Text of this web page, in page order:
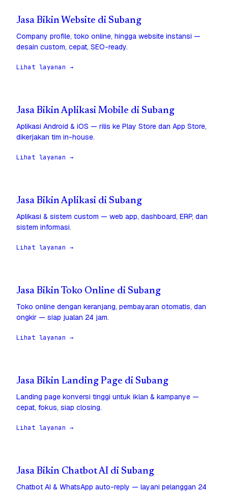
Jasa Bikin Website di Subang
Company profile, toko online, hingga website instansi —
desain custom, cepat, SEO-ready.
Lihat layanan →
Jasa Bikin Aplikasi Mobile di Subang
Aplikasi Android & iOS — rilis ke Play Store dan App Store,
dikerjakan tim in-house.
Lihat layanan →
Jasa Bikin Aplikasi di Subang
Aplikasi & sistem custom — web app, dashboard, ERP, dan
sistem informasi.
Lihat layanan →
Jasa Bikin Toko Online di Subang
Toko online dengan keranjang, pembayaran otomatis, dan
ongkir — siap jualan 24 jam.
Lihat layanan →
Jasa Bikin Landing Page di Subang
Landing page konversi tinggi untuk iklan & kampanye —
cepat, fokus, siap closing.
Lihat layanan →
Jasa Bikin Chatbot AI di Subang
Chatbot AI & WhatsApp auto-reply — layani pelanggan 24